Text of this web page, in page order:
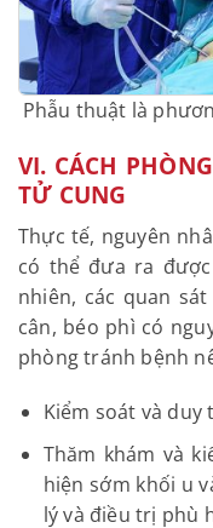
Phẫu thuật là
XƠ TỬ CUNG
Thực tế, nguyên
khó có thể đưa ra
Tuy nhiên, các